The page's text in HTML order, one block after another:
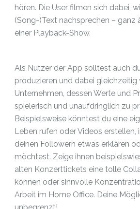
hören. Die User filmen sich dabei,
(Song-)Text nachsprechen – ganz
einer Playback-Show.
Als Nutzer der App solltest auch
produzieren und dabei gleichzeitig
Unternehmen, dessen Werte und
spielerisch und unaufdringlich zu
Beispielsweise könntest du eine
Leben rufen oder Videos erstellen,
deinen Followern etwas erklären
möchtest. Zeige ihnen
alten Konzerttickets eine tolle
können oder sinnvolle
Arbeit im Home Office. Deine